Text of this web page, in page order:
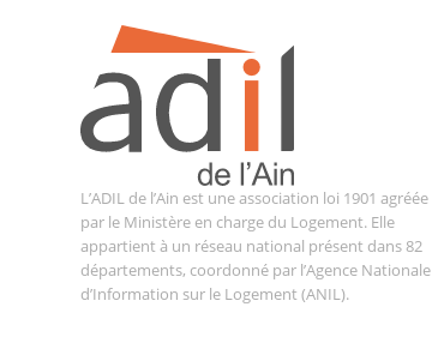
L’ADIL de l’Ain est une association loi 1901 agréée
par le Ministère en charge du Logement. Elle
appartient à un réseau national présent dans 82
départements, coordonné par l’Agence Nationale
d’Information sur le Logement (ANIL).